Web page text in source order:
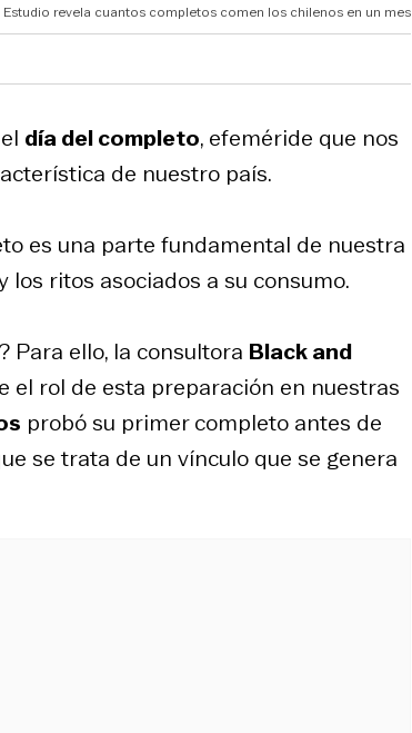
Estudio revela cuantos completos comen los chilenos en un mes
día del completo, efeméride que nos
de nuestro país.
es una parte fundamental de nuestra
ritos asociados a su consumo.
Para ello, la consultora Black and
el rol de esta preparación en nuestras
probó su primer completo antes de
se trata de un vínculo que se genera